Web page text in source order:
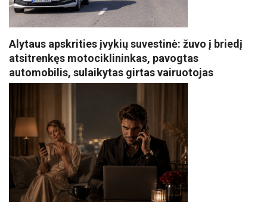
Alytaus apskrities įvykių suvestinė: žuvo į briedį
atsitrenkęs motociklininkas, pavogtas
automobilis, sulaikytas girtas vairuotojas